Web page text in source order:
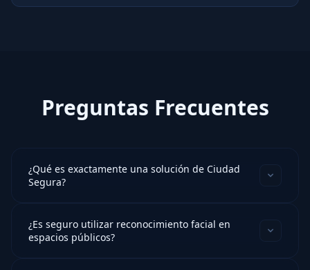
reduce los tiempos de respuesta de seguridad y crea
Preguntas Frecuentes
¿Qué es exactamente una solución de Ciudad
Segura?
¿Es seguro utilizar reconocimiento facial en
espacios públicos?